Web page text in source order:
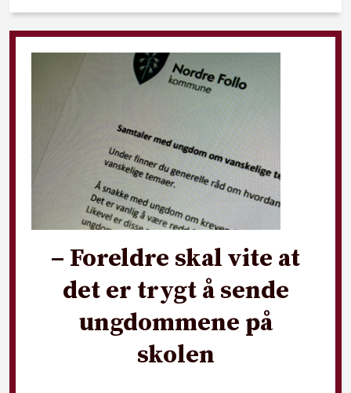
– Foreldre skal vite at
det er trygt å sende
ungdommene på
skolen